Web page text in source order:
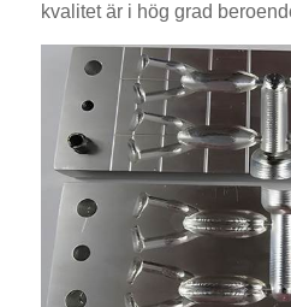
kvalitet är i hög grad